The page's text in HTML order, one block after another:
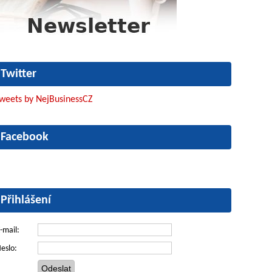
Twitter
by NejBusinessCZ
Facebook
Přihlášení
mail: